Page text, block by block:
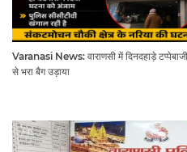
Varanasi News: वाराणसी में दिनदहाड़े
से भरा बैग उड़ाया